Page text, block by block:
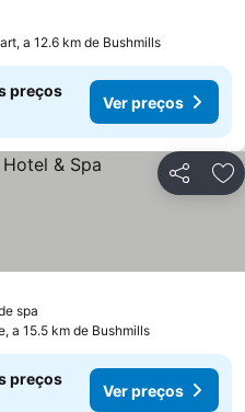
preços
a 12.6 km de Bushmills
preços
Ver preços
Partilhar
spa
a 15.5 km de Bushmills
preços
Ver preços